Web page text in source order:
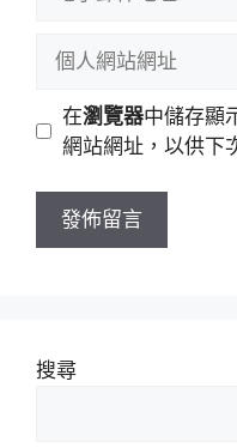
址
站
址
在瀏覽器中儲存顯
網站網址，以供下
搜尋